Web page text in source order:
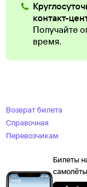
контакт-
Получайте
время.
Возврат билета
Справочная
Перевозчикам
Билеты